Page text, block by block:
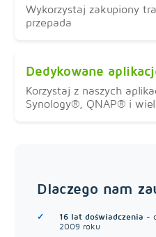
Wykorzystaj zakupiony
przepada
Dedykowane
Korzystaj z naszych
Synology®, QNAP® i
Dlaczego nam
16 lat doświadczenia -
2009 roku